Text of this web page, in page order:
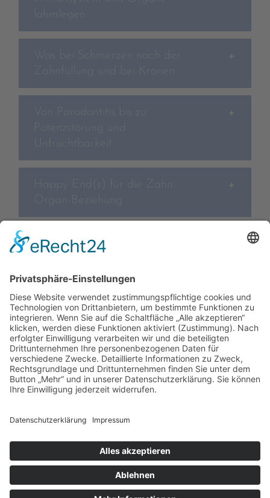
lahmlegen
Was bei Schmerzen nach der
Zahnfüllung und bei Kronen
Von Parodontitis bis zu
Potenzstörung und
Unfruchtbarkeit
Happy End(s) für die Zahn-
Organ-Beziehung
Startseite»Dental Biohealth Center»Biologische
Zahnheilkunde»Auswirkungen
Zahnarzt Dr. M. Regensburger
Effnerstraße 39a I 81925 München
info@dr-regensburger.de
ImpressumIDatenschutz
zu gestalten und fortlaufend
verbessern zu können, verwenden wir
Cookies. Durch die weitere Nutzung
der Webseite stimmen Sie der
Verwendung von Cookies zu. Weitere